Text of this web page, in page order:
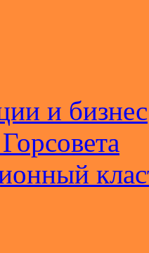
и бизнес